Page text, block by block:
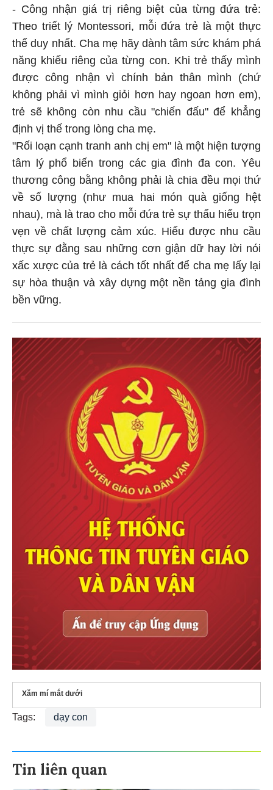
- Công nhận giá trị riêng biệt của từng đứa trẻ:
Theo triết lý Montessori, mỗi đứa trẻ là một thực
thể duy nhất. Cha mẹ hãy dành tâm sức khám phá
năng khiếu riêng của từng con. Khi trẻ thấy mình
được công nhận vì chính bản thân mình (chứ
không phải vì mình giỏi hơn hay ngoan hơn em),
trẻ sẽ không còn nhu cầu "chiến đấu" để khẳng
định vị thế trong lòng cha mẹ.
"Rối loạn cạnh tranh anh chị em" là một hiện tượng
tâm lý phổ biến trong các gia đình đa con. Yêu
thương công bằng không phải là chia đều mọi thứ
về số lượng (như mua hai món quà giống hệt
nhau), mà là trao cho mỗi đứa trẻ sự thấu hiểu trọn
vẹn về chất lượng cảm xúc. Hiểu được nhu cầu
thực sự đằng sau những cơn giận dữ hay lời nói
xấc xược của trẻ là cách tốt nhất để cha mẹ lấy lại
sự hòa thuận và xây dựng một nền tảng gia đình
bền vững.
Xăm mí mắt dưới
Tags: dạy con
Tin liên quan